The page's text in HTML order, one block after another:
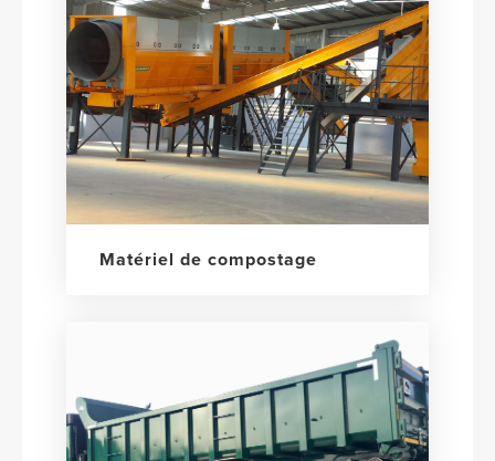
Matériel de compostage